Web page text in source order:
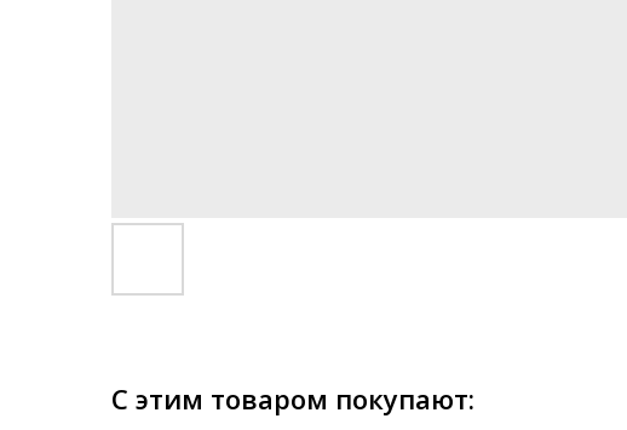
С этим товаром покупают: